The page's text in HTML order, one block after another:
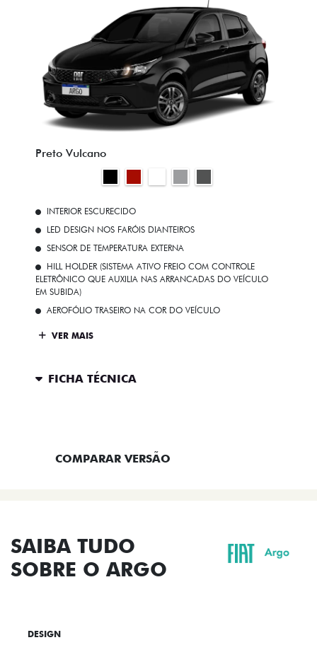
Preto Vulcano
INTERIOR ESCURECIDO
LED DESIGN NOS FARÓIS DIANTEIROS
SENSOR DE TEMPERATURA EXTERNA
HILL HOLDER (SISTEMA ATIVO FREIO COM CONTROLE
ELETRÔNICO QUE AUXILIA NAS ARRANCADAS DO VEÍCULO
EM SUBIDA)
AEROFÓLIO TRASEIRO NA COR DO VEÍCULO
VER MAIS
FICHA TÉCNICA
COMPARAR VERSÃO
SAIBA TUDO
SOBRE O ARGO
DESIGN